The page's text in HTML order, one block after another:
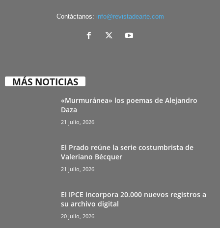
Contáctanos: info@revistadearte.com
MÁS NOTICIAS
«Murmuránea» los poemas de Alejandro
Daza
21 julio, 2026
El Prado reúne la serie costumbrista de
Valeriano Bécquer
21 julio, 2026
El IPCE incorpora 20.000 nuevos registros a
su archivo digital
20 julio, 2026